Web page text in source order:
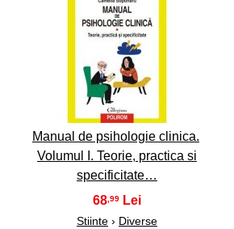
34
Manual de psihologie clinica.
Volumul I. Teorie, practica si
specificitate…
68,99
Stiinte› Diverse